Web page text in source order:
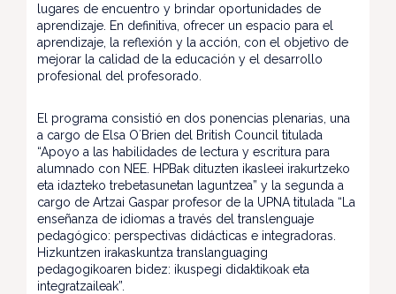
lugares de encuentro y brindar oportunidades de
aprendizaje. En definitiva, ofrecer un espacio para el
aprendizaje, la reflexión y la acción, con el objetivo de
mejorar la calidad de la educación y el desarrollo
profesional del profesorado.
El programa consistió en dos ponencias plenarias, una
a cargo de Elsa O´Brien del British Council titulada
“Apoyo a las habilidades de lectura y escritura para
alumnado con NEE. HPBak dituzten ikasleei irakurtzeko
eta idazteko trebetasunetan laguntzea” y la segunda a
cargo de Artzai Gaspar profesor de la UPNA titulada “La
enseñanza de idiomas a través del translenguaje
pedagógico: perspectivas didácticas e integradoras.
Hizkuntzen irakaskuntza translanguaging
pedagogikoaren bidez: ikuspegi didaktikoak eta
integratzaileak”.